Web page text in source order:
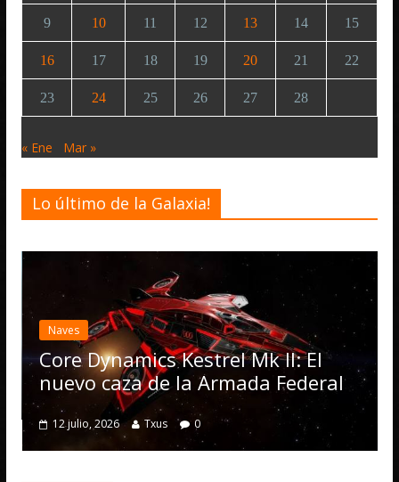
9 10 11 12 13 14 15
16 17 18 19 20 21 22
23 24 25 26 27 28
« Ene Mar »
Lo último de la Galaxia!
Mk II: El
Armada Federal
Elite Dangerous
actualización 4.4.0:
Operations, el
numerosas mejoras
4 julio, 2026